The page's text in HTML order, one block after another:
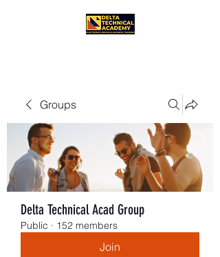
Groups
Delta Technical Acad Group
Public · 152 members
Join